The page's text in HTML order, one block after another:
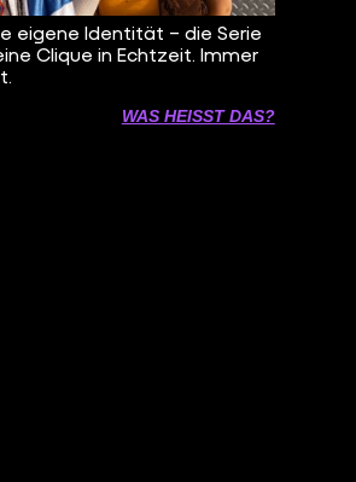
eigene Identität – die Serie
Clique in Echtzeit. Immer
WAS HEISST DAS?